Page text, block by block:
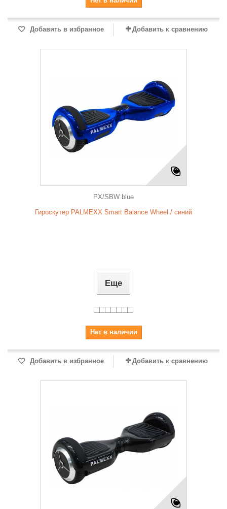
Добавить в избранное Добавить к сравнению
PX/SBW blue
Гироскутер PALMEXX Smart Balance Wheel / синий
Еще
Нет в наличии
Добавить в избранное Добавить к сравнению